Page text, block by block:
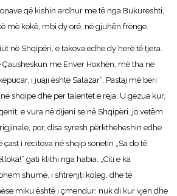
që kishin ardhur me të nga Bukureshti,
më kokë, mbi dy orë, në gjuhën frënge.
në Shqipëri, e takova edhe dy herë të tjera.
me Enver Hoxhën, më tha në
i juaji është Salazar”. Pastaj më bëri
shqipe dhe për talentet e reja. U gëzua kur,
e vura në dijeni se në Shqipëri, jo vetëm
por, disa syresh përktheheshin edhe
çast i recitova në shqip sonetin „Sa do të
gati klithi nga habia. „Cili e ka
shumë, i shtrenjti koleg, dhe të
miku është i çmendur: nuk di kur vjen dhe